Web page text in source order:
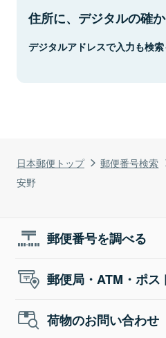
日本郵便トップ 郵便番号検索
安野
住所に、デジタルの確か
デジタルアドレスで入力も検索
郵便番号を調べる
郵便局・ATM・ポス
荷物のお問い合わせ